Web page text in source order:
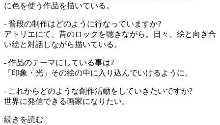
に色を使う作品を描いている。
- 普段の制作はどのように行なっていますか?
アトリエにて、昔のロックを聴きながら。日々、絵と向き合
い絵と対話しながら描いている。
- 作品のテーマにしている事は?
「印象・光」その絵の中に入り込んでいけるように。
- これからどのような創作活動をしていきたいですか?
世界に発信できる画家になりたい。
続きを読む